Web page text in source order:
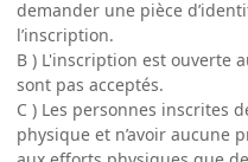
demander une pièce
l’inscription.
B ) L'inscription est ouverte
sont pas acceptés.
C ) Les personnes inscrites
physique et n’avoir aucune